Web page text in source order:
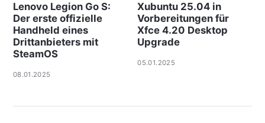
Lenovo Legion Go S:
Der erste offizielle
Handheld eines
Drittanbieters mit
SteamOS
08.01.2025
Xubuntu 25.04 in
Vorbereitungen für
Xfce 4.20 Desktop
Upgrade
05.01.2025